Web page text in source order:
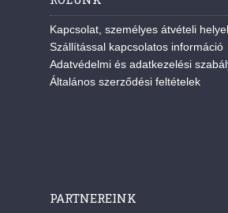
Kapcsolat, személyes átvételi
Szállítással kapcsolatos információ
Adatvédelmi és adatkezelési
Általános szerződési feltételek
PARTNEREINK